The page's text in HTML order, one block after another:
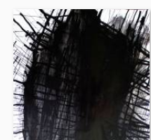
Galleri Progress 2010
Rum 46 1994, 1995
Idioterne 1 & 2 1997, 1998
Sommerudstillingen 2000